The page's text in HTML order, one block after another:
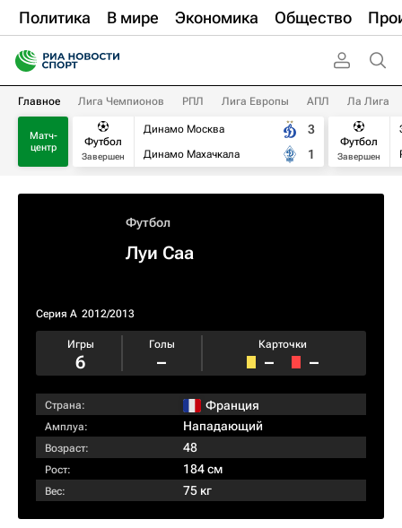
Политика В мире Экономика Общество
Главное Лига Чемпионов РПЛ Лига Европы АПЛ Ла Лига
Матч-
центр
Футбол
Завершен
Динамо Москва
Динамо Махачкала
3
1
Футбол
Завершен
Футбол
Луи Саа
Серия А 2012/2013
Игры
6
Голы
–
Карточки
– –
Страна: Франция
Амплуа: Нападающий
Возраст: 48
Рост: 184 см
Вес: 75 кг